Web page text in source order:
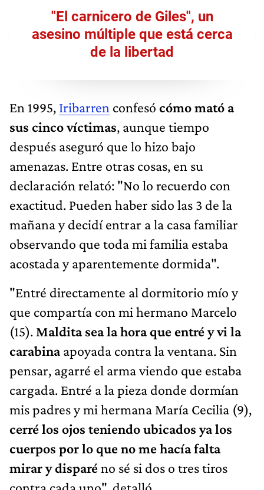
"El carnicero de Giles", un
asesino múltiple que está cerca
de la libertad
En 1995, Iribarren confesó cómo mató a
sus cinco víctimas, aunque tiempo
después aseguró que lo hizo bajo
amenazas. Entre otras cosas, en su
declaración relató: "No lo recuerdo con
exactitud. Pueden haber sido las 3 de la
mañana y decidí entrar a la casa familiar
observando que toda mi familia estaba
acostada y aparentemente dormida".
"Entré directamente al dormitorio mío y
que compartía con mi hermano Marcelo
(15). Maldita sea la hora que entré y vi la
carabinaapoyada contra la ventana. Sin
pensar, agarré el arma viendo que estaba
cargada. Entré a la pieza donde dormían
mis padres y mi hermana María Cecilia (9),
cerré los ojos teniendo ubicados ya los
cuerpos por lo que no me hacía falta
mirar y disparéno sé si dos o tres tiros